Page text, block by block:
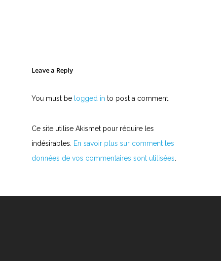
Leave a Reply
You must be logged in to post a comment.
Ce site utilise Akismet pour réduire les
indésirables.
En savoir plus sur comment les
données de vos commentaires sont utilisées